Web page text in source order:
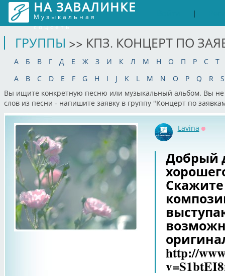
НА ЗАВАЛИНКЕ
Музыкальная
соцсеть
|
ГРУППЫ >> КПЗ. КОНЦЕРТ ПО
А Б В Г Д Е Ж З И К Л М Н О П Р С
Т
A
B C D E F G H I J K L M N O P Q R
S
Вы ищите конкретную песню или музыкальный альбом. Вы не
слов из песни - напишите заявку в группу "Концерт по
Lavina
Добрый
http://